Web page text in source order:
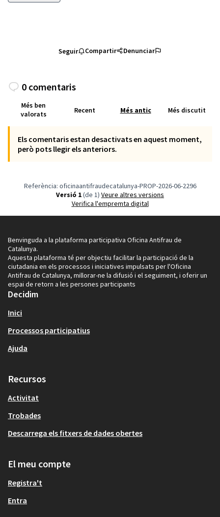
Seguir Compartir Denunciar
0 comentaris
Més ben
valorats
Recent Més antic Més discutit
Els comentaris estan desactivats en aquest moment,
però pots llegir els anteriors.
Referència: oficinaantifraudecatalunya-PROP-2026-06-2296
Versió 1(de 1)
veure altres versions
Verifica l'empremta digital
Benvinguda a la plataforma participativa Oficina Antifrau de
Catalunya.
Aquesta plataforma té per objectiu facilitar la participació de la
ciutadania en els processos i iniciatives impulsats per l'Oficina
Antifrau de Catalunya, millorar-ne la difusió i el seguiment, i oferir un
espai de retorn a les persones participants
Decidim
Inici
Processos participatius
Ajuda
Recursos
Activitat
Trobades
Descarrega els fitxers de dades obertes
El meu compte
Registra't
Entra